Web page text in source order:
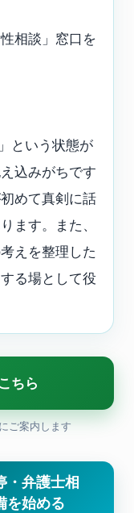
相談」窓口を
という状態が
込みがちです
めて真剣に話
ます。また、
えを整理した
る場として役
ちら
ご案内します
・弁護士相
を始める